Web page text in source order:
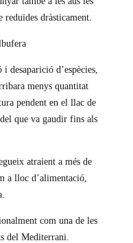
reduïdes dràsticament.
desaparició d’espècies,
menys quantitat
pendent en el llac de
que va gaudir fins als
atraient a més de
a lloc d’alimentació,
com una de les
del Mediterrani.